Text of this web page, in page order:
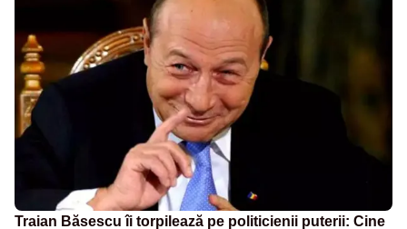
Traian Băsescu îi torpilează pe politicienii puterii: Cine